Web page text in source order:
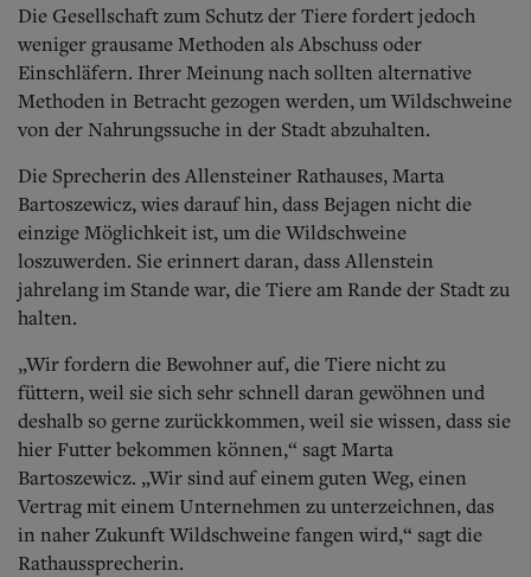
Die Gesellschaft zum Schutz der Tiere fordert jedoch
weniger grausame Methoden als Abschuss oder
Einschläfern. Ihrer Meinung nach sollten alternative
Methoden in Betracht gezogen werden, um Wildschweine
von der Nahrungssuche in der Stadt abzuhalten.
Die Sprecherin des Allensteiner Rathauses, Marta
Bartoszewicz, wies darauf hin, dass Bejagen nicht die
einzige Möglichkeit ist, um die Wildschweine
loszuwerden. Sie erinnert daran, dass Allenstein
jahrelang im Stande war, die Tiere am Rande der Stadt zu
halten.
„Wir fordern die Bewohner auf, die Tiere nicht zu
füttern, weil sie sich sehr schnell daran gewöhnen und
deshalb so gerne zurückkommen, weil sie wissen, dass sie
hier Futter bekommen können,“ sagt Marta
Bartoszewicz. „Wir sind auf einem guten Weg, einen
Vertrag mit einem Unternehmen zu unterzeichnen, das
in naher Zukunft Wildschweine fangen wird,“ sagt die
Rathaussprecherin.